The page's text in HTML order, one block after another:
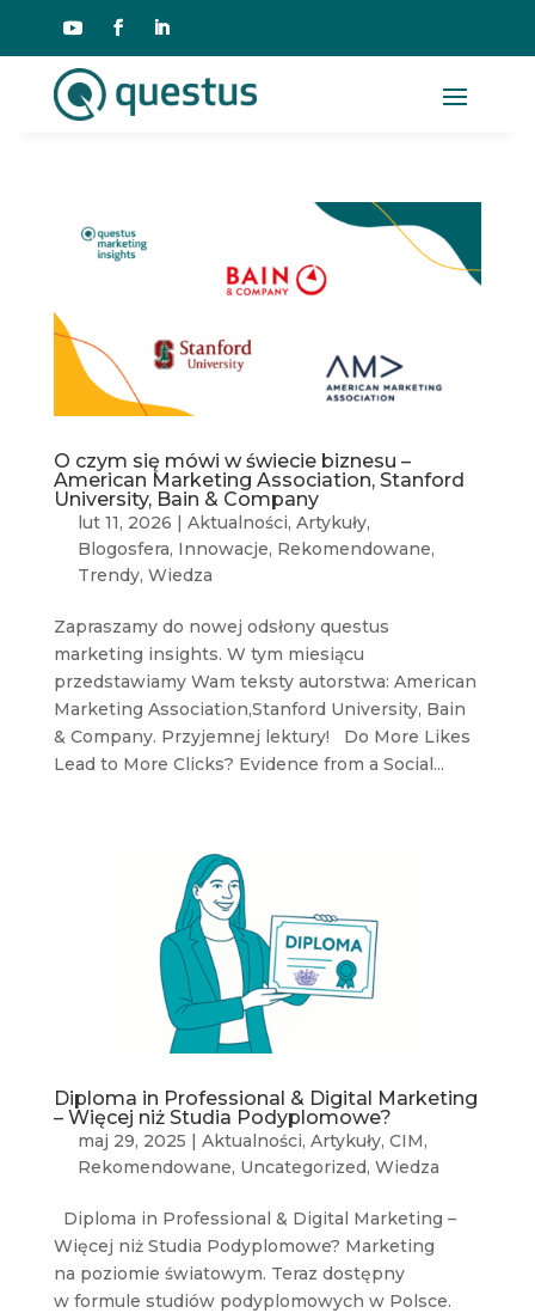
O czym się mówi w świecie biznesu –
American Marketing Association, Stanford
University, Bain & Company
lut 11, 2026 | Aktualności, Artykuły,
Blogosfera, Innowacje, Rekomendowane,
Trendy, Wiedza
Zapraszamy do nowej odsłony questus
marketing insights. W tym miesiącu
przedstawiamy Wam teksty autorstwa: American
Marketing Association,Stanford University, Bain
& Company. Przyjemnej lektury! Do More Likes
Lead to More Clicks? Evidence from a Social...
Diploma in Professional & Digital Marketing
– Więcej niż Studia Podyplomowe?
maj 29, 2025 | Aktualności, Artykuły, CIM,
Rekomendowane, Uncategorized, Wiedza
Diploma in Professional & Digital Marketing –
Więcej niż Studia Podyplomowe? Marketing
na poziomie światowym. Teraz dostępny
w formule studiów podyplomowych w Polsce.